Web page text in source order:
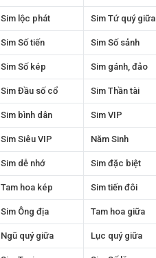
Sim lộc phát Sim Tứ quý giữa
Sim Số tiến Sim Số sảnh
Sim Số kép Sim gánh, đảo
Sim Đầu số cổ Sim Thần tài
Sim bình dân Sim VIP
Sim Siêu VIP Năm Sinh
Sim dễ nhớ Sim đặc biệt
Tam hoa kép Sim tiến đôi
Sim Ông địa Tam hoa giữa
Ngũ quý giữa Lục quý giữa